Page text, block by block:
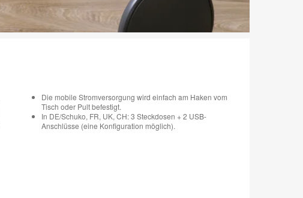
Die mobile Stromversorgung wird einfach am Haken vom
Tisch oder Pult befestigt.
In DE/Schuko, FR, UK, CH: 3 Steckdosen + 2 USB-
Anschlüsse (eine Konfiguration möglich).